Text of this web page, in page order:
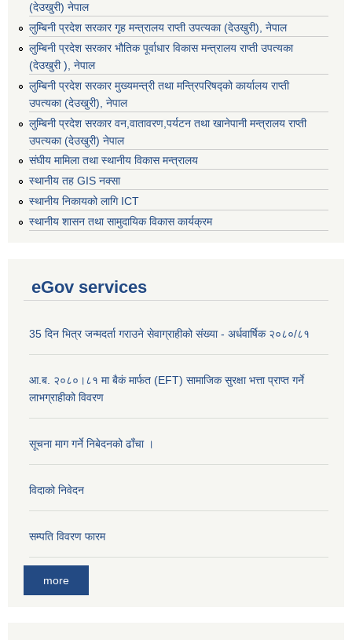
(देउखुरी) नेपाल
लुम्बिनी प्रदेश सरकार गृह मन्त्रालय राप्ती उपत्यका (देउखुरी), नेपाल
लुम्बिनी प्रदेश सरकार भौतिक पूर्वाधार विकास मन्त्रालय राप्ती उपत्यका
(देउखुरी ), नेपाल
लुम्बिनी प्रदेश सरकार मुख्यमन्त्री तथा मन्त्रिपरिषद्को कार्यालय राप्ती
उपत्यका (देउखुरी), नेपाल
लुम्बिनी प्रदेश सरकार वन,वातावरण,पर्यटन तथा खानेपानी मन्त्रालय राप्ती
उपत्यका (देउखुरी) नेपाल
संघीय मामिला तथा स्थानीय विकास मन्त्रालय
स्थानीय तह GIS नक्सा
स्थानीय निकायको लागि ICT
स्थानीय शासन तथा सामुदायिक विकास कार्यक्रम
eGov services
35 दिन भित्र जन्मदर्ता गराउने सेवाग्राहीको संख्या - अर्धवार्षिक २०८०/८१
आ.ब. २०८०।८१ मा बैकं मार्फत (EFT) सामाजिक सुरक्षा भत्ता प्राप्त गर्ने
लाभग्राहीको विवरण
सूचना माग गर्ने निबेदनको ढाँचा ।
विदाको निवेदन
सम्पति विवरण फारम
more